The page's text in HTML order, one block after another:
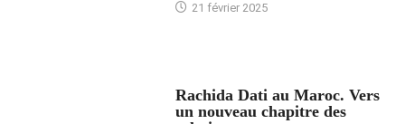
21 février 2025
Rachida Dati au Maroc. Vers
un nouveau chapitre des